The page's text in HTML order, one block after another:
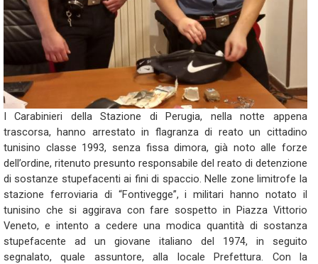
I Carabinieri della Stazione di Perugia, nella notte appena
trascorsa, hanno arrestato in flagranza di reato un cittadino
tunisino classe 1993, senza fissa dimora, già noto alle forze
dell’ordine, ritenuto presunto responsabile del reato di detenzione
di sostanze stupefacenti ai fini di spaccio. Nelle zone limitrofe la
stazione ferroviaria di “Fontivegge”, i militari hanno notato il
tunisino che si aggirava con fare sospetto in Piazza Vittorio
Veneto, e intento a cedere una modica quantità di sostanza
stupefacente ad un giovane italiano del 1974, in seguito
segnalato, quale assuntore, alla locale Prefettura. Con la